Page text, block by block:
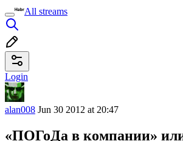
All streams
Login
alan008 Jun 30 2012 at 20:47
«ПОГоДа в компании»